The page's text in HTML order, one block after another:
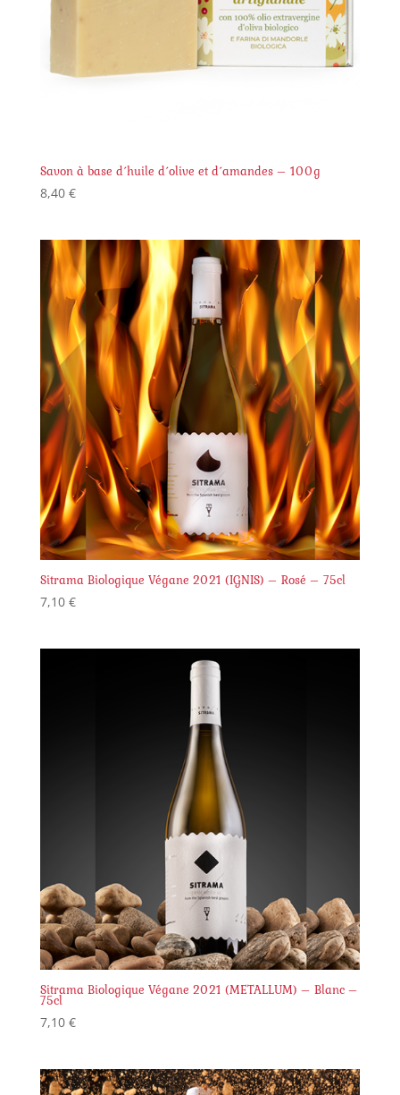
Savon à base d´huile d´olive et d´amandes – 100g
8,40 €
Sitrama Biologique Végane 2021 (IGNIS) – Rosé – 75cl
7,10 €
Sitrama Biologique Végane 2021 (METALLUM) – Blanc –
75cl
7,10 €